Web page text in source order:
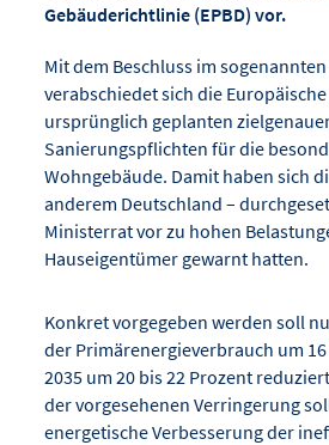
Gebäuderichtlinie (EPBD) vor.
Mit dem Beschluss im
verabschiedet sich die
ursprünglich geplanten
Sanierungspflichten für die
Wohngebäude. Damit haben sich
anderem Deutschland –
Ministerrat vor zu hohen
Hauseigentümer gewarnt hatten.
Konkret vorgegeben werden soll
der Primärenergieverbrauch um
2035 um 20 bis 22 Prozent
der vorgesehenen Verringerung
energetische Verbesserung der